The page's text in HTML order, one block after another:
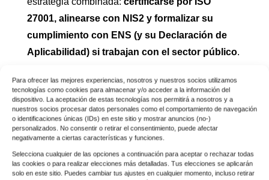
Para ofrecer las mejores experiencias, nosotros y nuestros socios utilizamos
tecnologías como cookies para almacenar y/o acceder a la información del
dispositivo. La aceptación de estas tecnologías nos permitirá a nosotros y a
nuestros socios procesar datos personales como el comportamiento de navegación
o identificaciones únicas (IDs) en este sitio y mostrar anuncios (no-)
personalizados. No consentir o retirar el consentimiento, puede afectar
negativamente a ciertas características y funciones.
Selecciona cualquier de las opciones a continuación para aceptar o rechazar todas
las cookies o para realizar elecciones más detalladas. Tus elecciones se aplicarán
solo en este sitio. Puedes cambiar tus ajustes en cualquier momento, incluso retirar
27001, alinearse con NIS2 y formalizar su
cumplimiento con ENS (y su Declaración de
Aplicabilidad) si trabajan con el sector público.
¿Cómo ayuda
Edorteam en la
elaboración de la